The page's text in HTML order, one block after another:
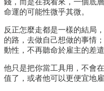
命運的可能性微乎其微。
反正怎麼走都是一樣的結局
的路，去做自己想做的事情
動性，不再聽命於雇主的差遣
他只是把你當工具用，不會
值了，或者他可以更便宜地